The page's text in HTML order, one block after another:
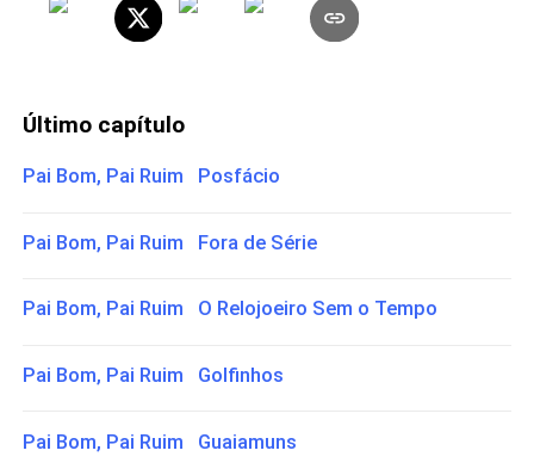
Último capítulo
Pai Bom, Pai Ruim Posfácio
Pai Bom, Pai Ruim Fora de Série
Pai Bom, Pai Ruim O Relojoeiro Sem o Tempo
Pai Bom, Pai Ruim Golfinhos
Pai Bom, Pai Ruim Guaiamuns